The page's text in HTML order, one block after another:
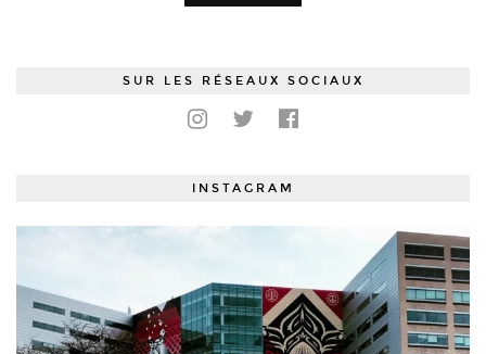
SUR LES RÉSEAUX SOCIAUX
INSTAGRAM